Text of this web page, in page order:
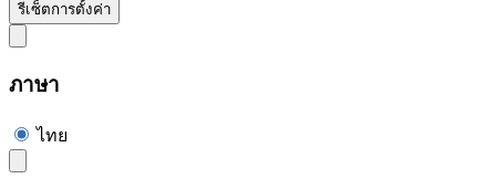
รีเซ็ตการตั้งค่า
ภาษา
ไทย